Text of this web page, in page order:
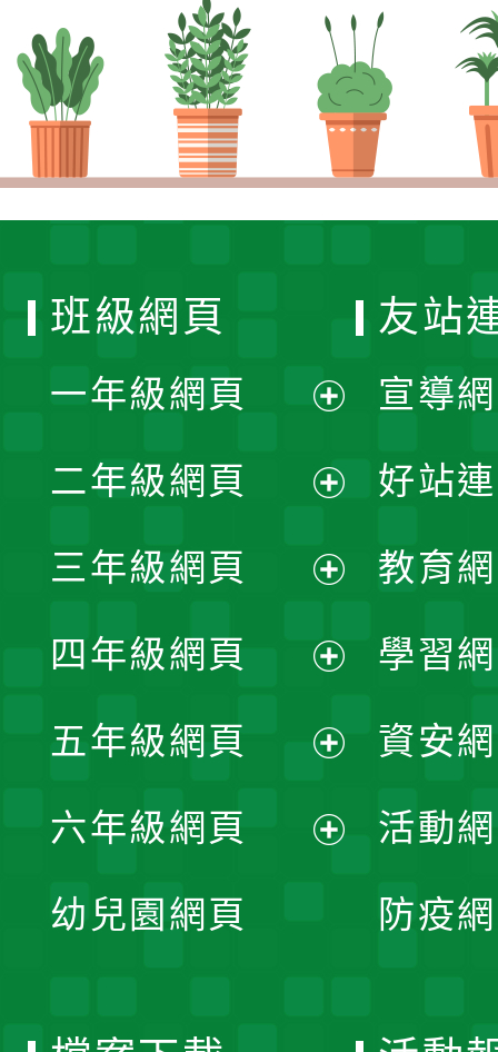
班級網頁
一年級網頁
開
選
單
二年級網頁
開
選
單
三年級網頁
開
選
單
四年級網頁
開
選
五年級網頁
開
六年級網頁
幼兒園網頁
友站
宣導
好站
教育
學習
資安
活動
防疫